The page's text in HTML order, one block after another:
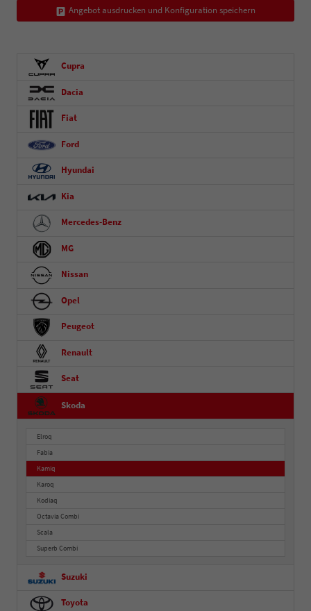
Angebot ausdrucken und Konfiguration speichern
Cupra
Dacia
Fiat
Ford
Hyundai
Kia
Mercedes-Benz
MG
Nissan
Opel
Peugeot
Renault
Seat
Skoda
Elroq
Fabia
Kamiq
Karoq
Kodiaq
Octavia Combi
Scala
Superb Combi
Suzuki
Toyota